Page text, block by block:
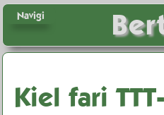
Navigi
Kiel fari